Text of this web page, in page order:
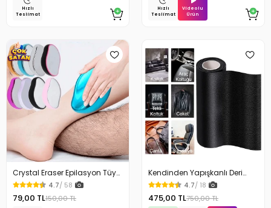
Hızlı
Teslimat
Hızlı
Teslimat
Videolu
Ürün
Crystal Eraser Epilasyon Tüy
Silgisi Tüy Alıcı
4.7/ 58
79,00 TL150,00 TL
Kendinden Yapışkanlı Deri
Döşeme Deri Tamir Kiti Siyah
100 Cm x 50 Cm
4.7/ 18
475,00 TL750,00 TL